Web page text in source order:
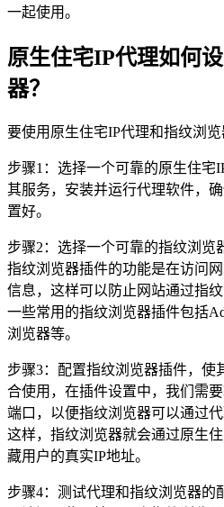
一起使用。
原生住宅IP代理如何
器？
要使用原生住宅IP代理和指纹浏览
步骤1：选择一个可靠的原生住宅
其服务，安装并运行代理软件，
置好。
步骤2：选择一个可靠的指纹浏览
指纹浏览器插件的功能是在访问
信息，这样可以防止网站通过指
一些常用的指纹浏览器插件包括
浏览器等。
步骤3：配置指纹浏览器插件，使
合使用，在插件设置中，我们需
端口，以便指纹浏览器可以通过代
这样，指纹浏览器就会通过原生
藏用户的真实IP地址。
步骤4：测试代理和指纹浏览器的